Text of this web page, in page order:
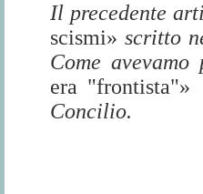
Il precedente
scismi» scritto
Come
era "frontista"»
Concilio.